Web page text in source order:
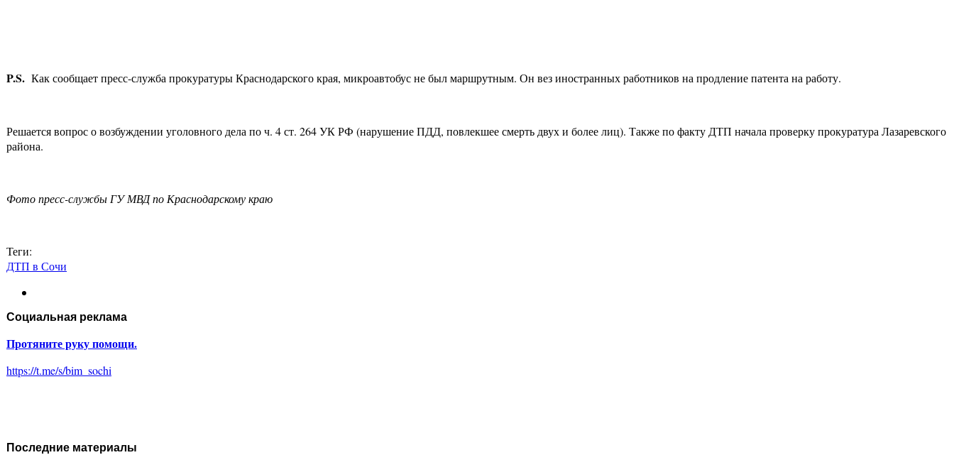
P.S. Как сообщает пресс-служба прокуратуры Краснодарского края, микроавтобус не был маршрутным. Он вез иностранных работников на продление патента на работу.
Решается вопрос о возбуждении уголовного дела по ч. 4 ст. 264 УК РФ (нарушение ПДД, повлекшее смерть двух и более лиц). Также по факту ДТП начала проверку прокуратура Лазаревского
района.
Фото пресс-службы ГУ МВД по Краснодарскому краю
Теги:
ДТП в Сочи
Социальная реклама
Протяните руку помощи.
https://t.me/s/bim_sochi
Последние материалы